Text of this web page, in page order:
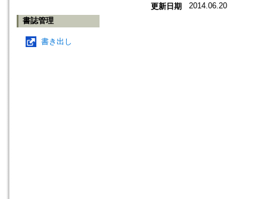
書誌管理
書き出し
更新日期 2014.06.20